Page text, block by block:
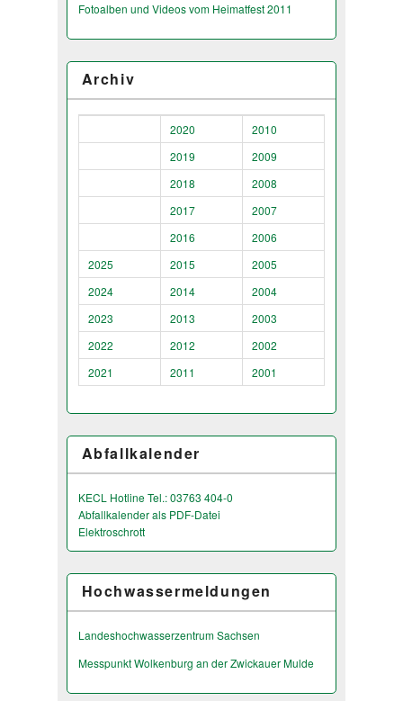
Fotoalben und Videos vom Heimatfest 2011
Archiv
2020
2010
2019
2009
2018
2008
2017
2007
2016
2006
2025
2015
2005
2024
2014
2004
2023
2013
2003
2022
2012
2002
2021
2011 2001
Abfallkalender
KECL Hotline Tel.: 03763 404-0
Abfallkalender als PDF-Datei
Elektroschrott
Hochwassermeldungen
Landeshochwas­serzentrum Sachsen
Messpunkt Wolkenburg an der Zwickauer Mulde